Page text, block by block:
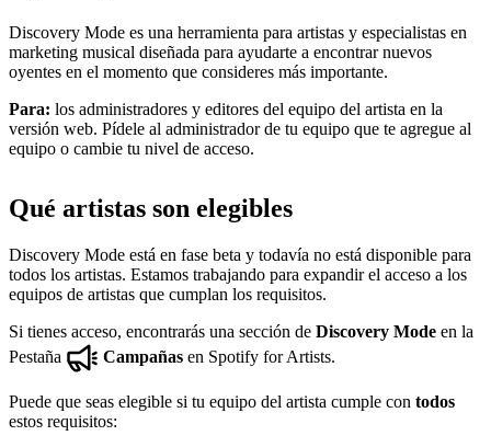
Discovery Mode es una herramienta para artistas y especialistas en
marketing musical diseñada para ayudarte a encontrar nuevos
oyentes en el momento que consideres más importante.
Para: los administradores y editores del equipo del artista en la
versión web. Pídele al administrador de tu equipo que te agregue al
equipo o cambie tu nivel de acceso.
Qué artistas son elegibles
Discovery Mode está en fase beta y todavía no está disponible para
todos los artistas. Estamos trabajando para expandir el acceso a los
equipos de artistas que cumplan los requisitos.
Si tienes acceso, encontrarás una sección de Discovery Mode en la
Pestaña
Campañas en Spotify for Artists.
Puede que seas elegible si tu equipo del artista cumple con todos
estos requisitos: